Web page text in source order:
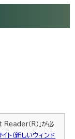
（R）」が必
ト（新しいウィンド